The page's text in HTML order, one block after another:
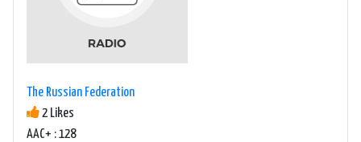
The Russian Federation
2 Likes
AAC+ : 128